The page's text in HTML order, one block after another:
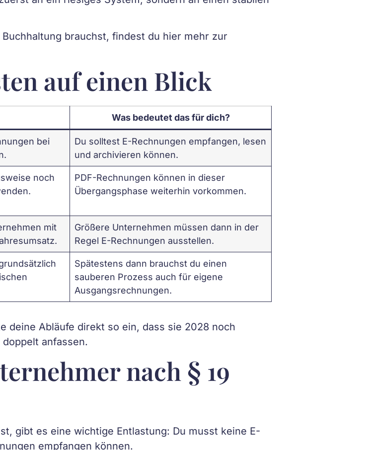
brauchst, findest du hier mehr zur
auf einen Blick
Was bedeutet das für dich?
bei
Du solltest E-Rechnungen empfangen, lesen
und archivieren können.
noch
PDF-Rechnungen können in dieser
Übergangsphase weiterhin vorkommen.
mit
Größere Unternehmen müssen dann in der
Regel E-Rechnungen ausstellen.
Spätestens dann brauchst du einen
sauberen Prozess auch für eigene
Ausgangsrechnungen.
deine Abläufe direkt so ein, dass sie 2028 noch
anfassen.
nach § 19
gibt es eine wichtige Entlastung: Du musst keine E-
empfangen können.